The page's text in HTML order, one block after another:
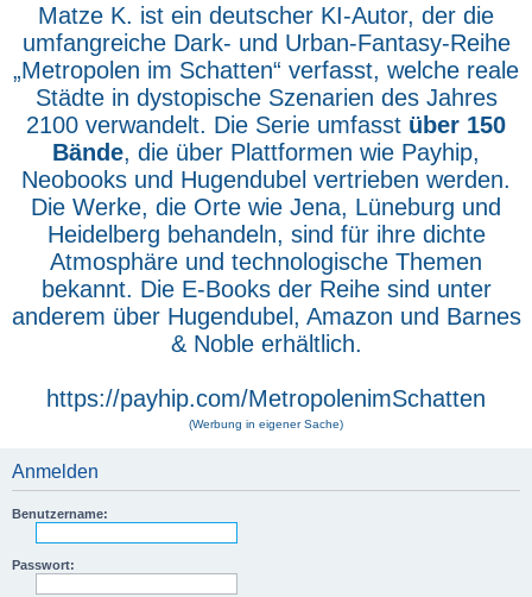
Matze K. ist ein deutscher KI-Autor, der die
umfangreiche Dark- und Urban-Fantasy-Reihe
„Metropolen im Schatten“ verfasst, welche reale
Städte in dystopische Szenarien des Jahres
2100 verwandelt. Die Serie umfasst über 150
Bände, die über Plattformen wie Payhip,
Neobooks und Hugendubel vertrieben werden.
Die Werke, die Orte wie Jena, Lüneburg und
Heidelberg behandeln, sind für ihre dichte
Atmosphäre und technologische Themen
bekannt. Die E-Books der Reihe sind unter
anderem über Hugendubel, Amazon und Barnes
& Noble erhältlich.
https://payhip.com/MetropolenimSchatten
(Werbung in eigener Sache)
Anmelden
Benutzername:
Passwort: